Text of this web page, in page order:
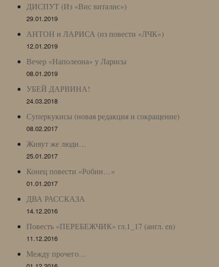
ДИСПУТ (Из «Вис виталис»)
29.01.2019
АНТОН и ЛАРИСА (из повести «ЛЧК»)
12.01.2019
Вечер «Наполеона» у Ларисы
08.01.2019
УБЕЙ ДАРВИНА!
24.03.2018
Суперкукисы (новая редакция и сокращение)
08.02.2017
Живут же люди…
25.01.2017
Конец повести «Робин…»
01.01.2017
ДВА РАССКАЗА
14.12.2016
Повесть «ПЕРЕБЕЖЧИК» гл.1_17 (англ. en)
11.12.2016
Между прочего…